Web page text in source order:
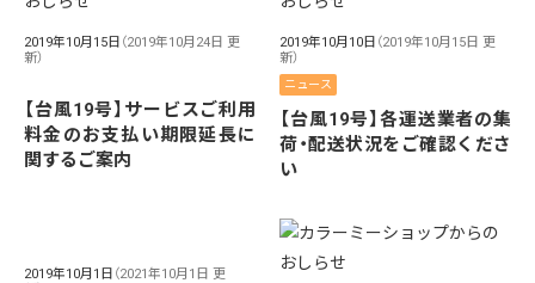
2019年10月15日 （2019年10月24日 更
新）
【台風19号】サービスご利用
料金のお支払い期限延長に
関するご案内
2019年10月10日 （2019年10月15日 更
新）
ニュース
【台風19号】各運送業者の集
荷・配送状況をご確認くださ
い
2019年10月1日 （2021年10月1日 更